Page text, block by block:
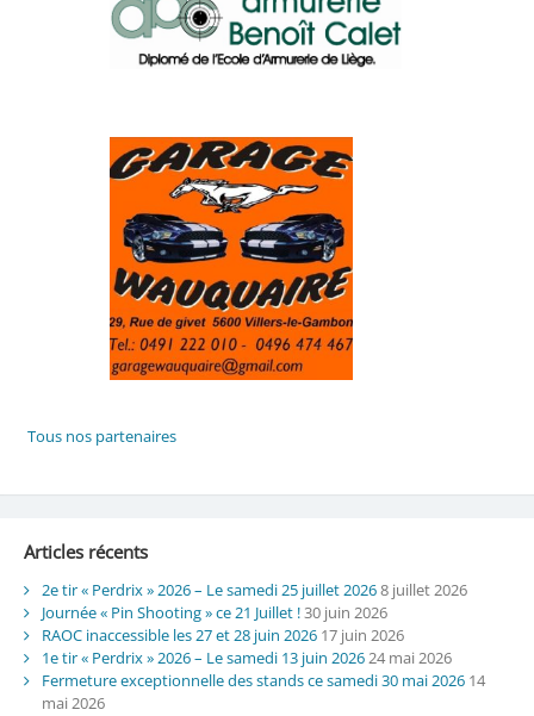
Tous nos partenaires
Articles récents
2e tir « Perdrix » 2026 – Le samedi 25 juillet 20268 juillet 2026
Journée « Pin Shooting » ce 21 Juillet !30 juin 2026
RAOC inaccessible les 27 et 28 juin 2026 17 juin 2026
1e tir « Perdrix » 2026 – Le samedi 13 juin 202624 mai 2026
Fermeture exceptionnelle des stands ce samedi 30 mai 2026 14
mai 2026